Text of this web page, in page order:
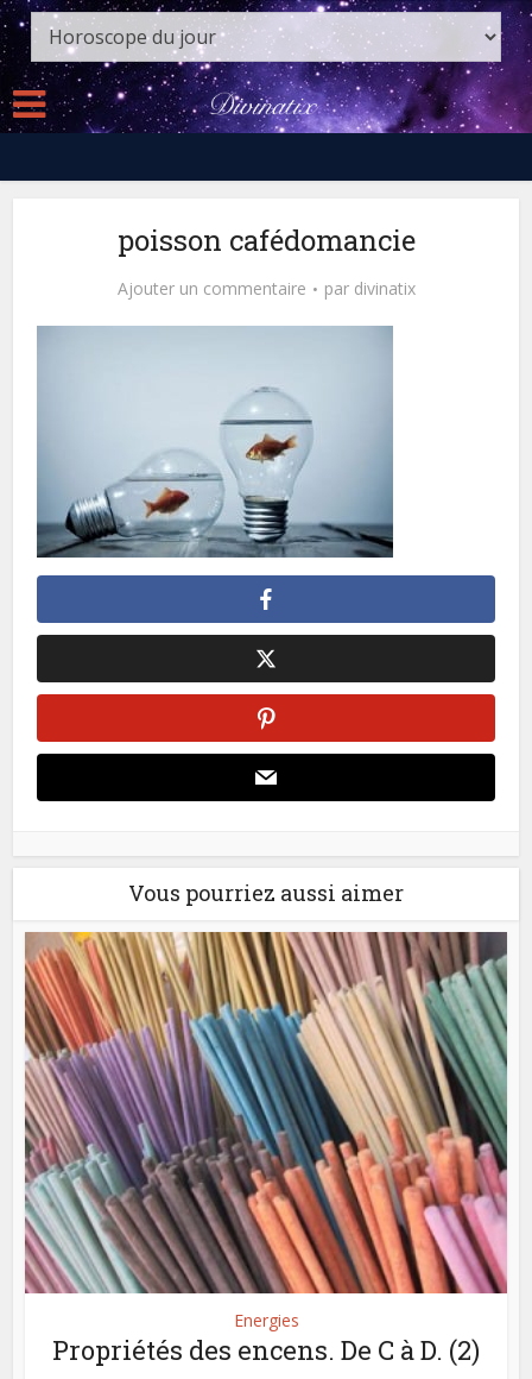
poisson cafédomancie
Ajouter un commentaire par divinatix
Vous pourriez aussi aimer
Energies
Propriétés des encens. De C à D. (2)